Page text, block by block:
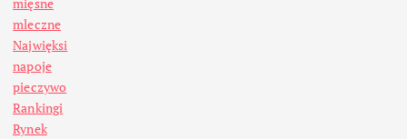
mięsne
mleczne
Najwięksi
napoje
pieczywo
Rankingi
Rynek